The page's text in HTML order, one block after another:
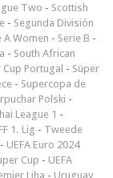
Two - Scottish
- Segunda División
A Women - Serie B -
- South African
Cup Portugal - Süper
- Supercopa de
Polski -
League 1 -
1. Lig - Tweede
- UEFA Euro 2024
Cup - UEFA
Liha - Uruguay